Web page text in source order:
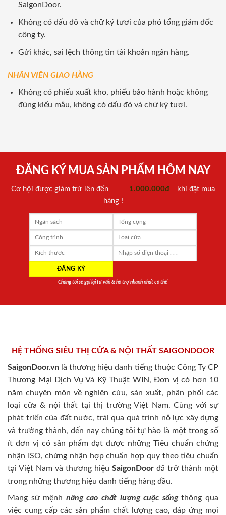
SaigonDoor.
Không có dấu đỏ và chữ ký tươi của phó tổng giám đốc
công ty.
Gửi khác, sai lệch thông tin tài khoản ngân hàng.
NHÂN VIÊN GIAO HÀNG
Không có phiếu xuất kho, phiếu bảo hành hoặc không
đúng kiểu mẫu, không có dấu đỏ và chữ ký tươi.
ĐĂNG KÝ MUA SẢN PHẨM HÔM NAY
Cơ hội được giảm trừ lên đến 1.000.000đ
khi đặt mua
hàng !
Chúng tôi sẽ gọi lại tư vấn & hỗ trợ nhanh nhất có thể
HỆ THỐNG SIÊU THỊ CỬA & NỘI THẤT SAIGONDOOR
SaigonDoor.vn là thương hiệu danh tiếng thuộc Công Ty CP
Thương Mại Dịch Vụ Và Kỹ Thuật WIN, Đơn vị có hơn 10
năm chuyên môn về nghiên cứu, sản xuất, phân phối các
loại cửa & nội thất tại thị trường Việt Nam. Cùng với sự
phát triển của đất nước, trải qua quá trình nỗ lực xây dựng
và trưởng thành, đến nay chúng tôi tự hào là một trong số
ít đơn vị có sản phẩm đạt được những Tiêu chuẩn chứng
nhận ISO, chứng nhận hợp chuẩn hợp quy theo tiêu chuẩn
tại Việt Nam và thương hiệu SaigonDoor đã trở thành một
trong những thương hiệu danh tiếng hàng đầu.
Mang sứ mệnh nâng cao chất lượng cuộc sốngthông qua
việc cung cấp các sản phẩm chất lượng cao, đáp ứng mọi